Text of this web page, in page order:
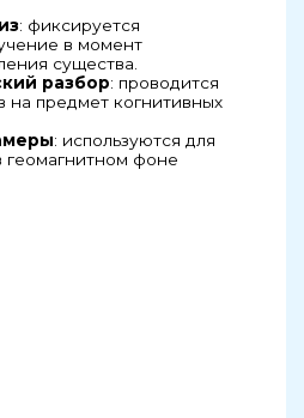
: фиксируется
в момент
существа.
разбор: проводится
на предмет когнитивных
: используются для
фоне